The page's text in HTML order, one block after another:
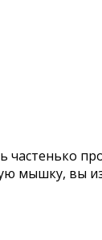
частенько
мышку, вы